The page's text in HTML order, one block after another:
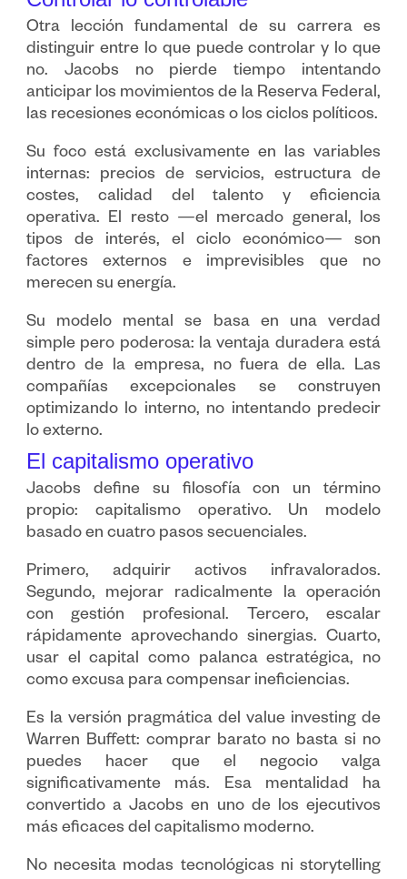
Otra lección fundamental de su carrera es
distinguir entre lo que puede controlar y lo que
no. Jacobs no pierde tiempo intentando
anticipar los movimientos de la Reserva Federal,
las recesiones económicas o los ciclos políticos.
Su foco está exclusivamente en las variables
internas: precios de servicios, estructura de
costes, calidad del talento y eficiencia
operativa. El resto —el mercado general, los
tipos de interés, el ciclo económico— son
factores externos e imprevisibles que no
merecen su energía.
Su modelo mental se basa en una verdad
simple pero poderosa: la ventaja duradera está
dentro de la empresa, no fuera de ella. Las
compañías excepcionales se construyen
optimizando lo interno, no intentando predecir
lo externo.
El capitalismo operativo
Jacobs define su filosofía con un término
propio: capitalismo operativo. Un modelo
basado en cuatro pasos secuenciales.
Primero, adquirir activos infravalorados.
Segundo, mejorar radicalmente la operación
con gestión profesional. Tercero, escalar
rápidamente aprovechando sinergias. Cuarto,
usar el capital como palanca estratégica, no
como excusa para compensar ineficiencias.
Es la versión pragmática del value investing de
Warren Buffett: comprar barato no basta si no
puedes hacer que el negocio valga
significativamente más. Esa mentalidad ha
convertido a Jacobs en uno de los ejecutivos
más eficaces del capitalismo moderno.
No necesita modas tecnológicas ni storytelling